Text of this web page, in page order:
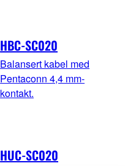
HBC-SC020
Balansert kabel med
Pentaconn 4,4 mm-
kontakt.
HUC-SC020